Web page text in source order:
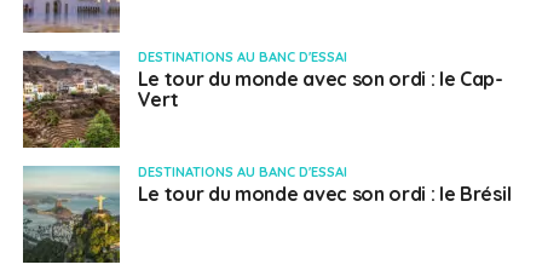
DESTINATIONS AU BANC D'ESSAI
Le tour du monde avec son ordi : le Cap-
Vert
DESTINATIONS AU BANC D'ESSAI
Le tour du monde avec son ordi : le Brésil